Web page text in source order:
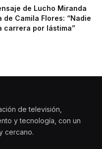
de Lucho Miranda
de Camila Flores: “Nadie
carrera por lástima”
de televisión,
y tecnología, con un
cercano.